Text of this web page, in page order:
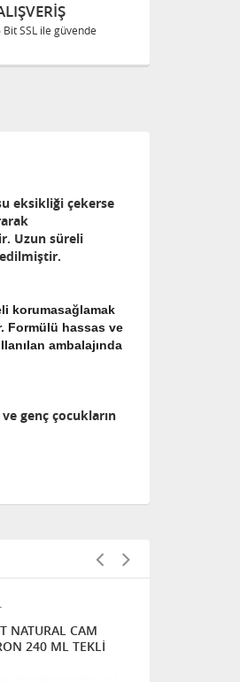
SSL ile güvende
eksikliği çekerse
Uzun süreli
korumasağlamak
Formülü hassas ve
ambalajında
genç çocukların
NATURAL CAM
240 ML TEKLİ